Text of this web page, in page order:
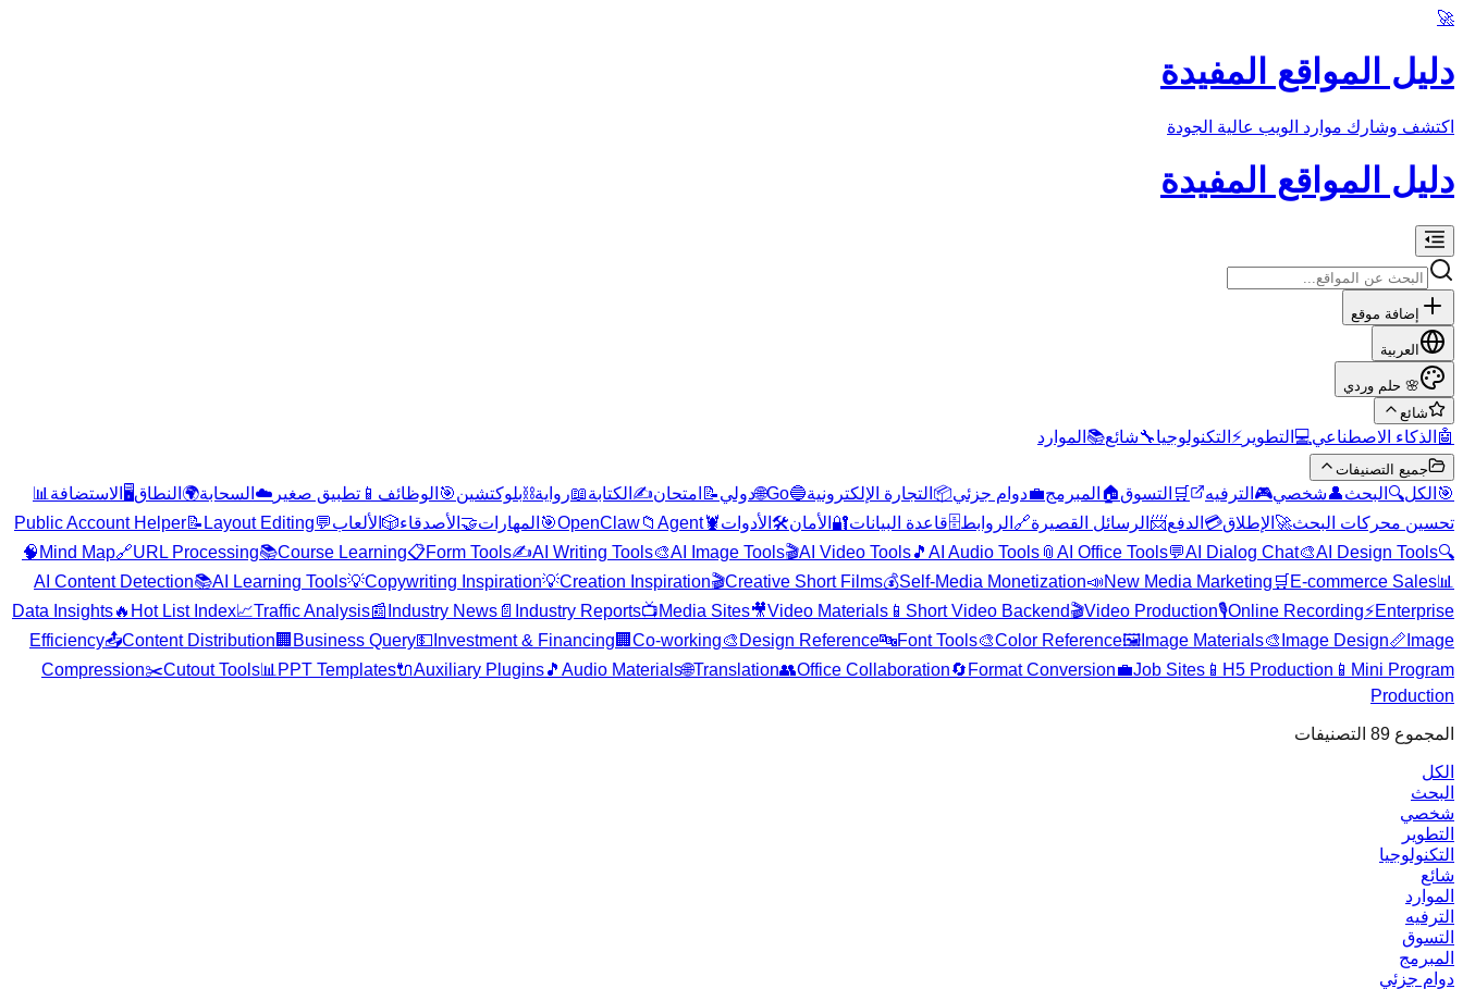
🚀
دليل المواقع المفيدة
اكتشف وشارك موارد الويب عالية الجودة
دليل المواقع المفيدة
إضافة موقع
العربية
🌸 حلم وردي
شائع
🤖 الذكاء الاصطناعي💻 التطوير ⚡ التكنولوجيا🔧شائع📚 الموارد
جميع التصنيفات
🎯 الكل🔍 البحث👤شخصي🎮 الترفيه 🛒 التسوق🏠 المبرمج💼دوام جزئي📦 التجارة الإلكترونية🔵
Go
🌐دولي📝 امتحان✍️ الكتابة📖رواية⛓️بلوكتشين🎯 الوظائف 📱 تطبيق صغير ☁️ السحابة🌍 النطاق🖥️ الاستضافة 📊
تحسين محركات البحث🚀 الإطلاق💳 الدفع📨 الرسائل القصيرة🔗 الروابط🗄️قاعدة البيانات🔐 الأمان🛠️ الأدوات🦞
OpenClaw📁 Agent
🎯 المهارات🤝 الأصدقاء🎲 الألعاب💬
Public Account Helper📝 Layout Editing
🧠 Mind Map🔗URL Processing📚Course Learning📋Form Tools✍️AI Writing Tools🎨AI Image Tools🎬AI Video Tools🎵 AI Audio Tools 📎 AI Office Tools💬AI Dialog Chat🎨AI Design Tools🔍
AI Content Detection📚AI Learning Tools💡Copywriting Inspiration💡Creation Inspiration🎬Creative Short Films💰Self-Media Monetization📣New Media Marketing 🛒 E-commerce Sales📊
Data Insights🔥 Hot List Index📈Traffic Analysis📰 Industry News 📄 Industry Reports📺Media Sites🎥Video Materials 📱 Short Video Backend🎬Video Production🎙️Online Recording⚡Enterprise
Efficiency📤Content Distribution 🏢 Business Query💵 Investment & Financing 🏢 Co-working🎨 Design Reference🔤Font Tools🎨Color Reference🖼️ Image Materials🎨 Image Design📏 Image
Compression✂️Cutout Tools📊 PPT Templates🔌Auxiliary Plugins🎵 Audio Materials🌐Translation👥Office Collaboration🔄 Format Conversion💼Job Sites 📱 H5 Production 📱 Mini Program
Production
المجموع 89 التصنيفات
الكل
البحث
شخصي
التطوير
التكنولوجيا
شائع
الموارد
الترفيه
التسوق
المبرمج
دوام جزئي